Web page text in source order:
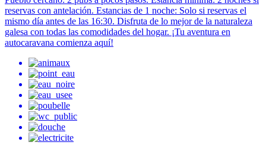
reservas con antelación. Estancias de 1 noche: Solo si reservas el
mismo día antes de las 16:30. Disfruta de lo mejor de la naturaleza
galesa con todas las comodidades del hogar. ¡Tu aventura en
autocaravana comienza aquí!